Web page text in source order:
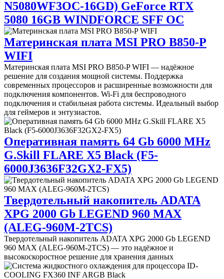
N5080WF3OC-16GD) GeForce RTX
5080 16GB WINDFORCE SFF OC
Материнская плата MSI PRO B850-P
WIFI
Материнская плата MSI PRO B850-P WIFI — надёжное
решение для создания мощной системы. Поддержка
современных процессоров и расширенные возможности для
подключения компонентов. Wi-Fi для беспроводного
подключения и стабильная работа системы. Идеальный выбор
для геймеров и энтузиастов.
Оперативная память 64 Gb 6000 MHz
G.Skill FLARE X5 Black (F5-
6000J3636F32GX2-FX5)
Твердотельный накопитель ADATA
XPG 2000 Gb LEGEND 960 MAX
(ALEG-960M-2TCS)
Твердотельный накопитель ADATA XPG 2000 Gb LEGEND
960 MAX (ALEG-960M-2TCS) — это надёжное и
высокоскоростное решение для хранения данных